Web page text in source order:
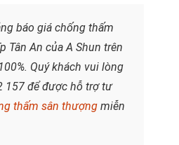
báo giá chống thấm
Tân An của A Shun trên
Quý khách vui lòng
157 để được hỗ trợ tư
thấm sân thượng miễn